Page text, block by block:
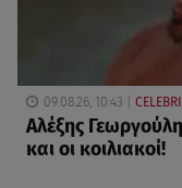
09.08.26, 10:43
Αλέξης
και οι κοιλιακοί!